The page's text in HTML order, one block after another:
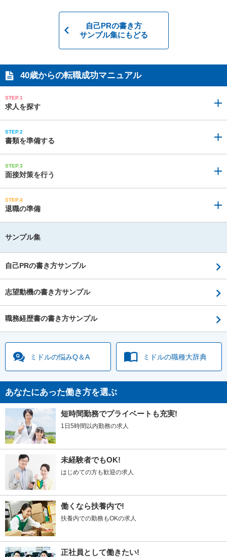
自己PRの書き方
サンプル集にもどる
40歳からの転職成功マニュアル
STEP.1
求人を探す
STEP.2
書類を準備する
STEP.3
面接対策を行う
STEP.4
退職の準備
サンプル集
自己PRの書き方サンプル
志望動機の書き方サンプル
職務経歴書の書き方サンプル
ミドルの悩みQ＆A ミドルの職種大辞典
あなたにあった働き方を選ぶ
短時間勤務でプライベートも充実!
1日5時間以内勤務の求人
未経験者でもOK!
はじめての方も歓迎の求人
働くなら扶養内で!
扶養内での勤務もOKの求人
正社員として働きたい!